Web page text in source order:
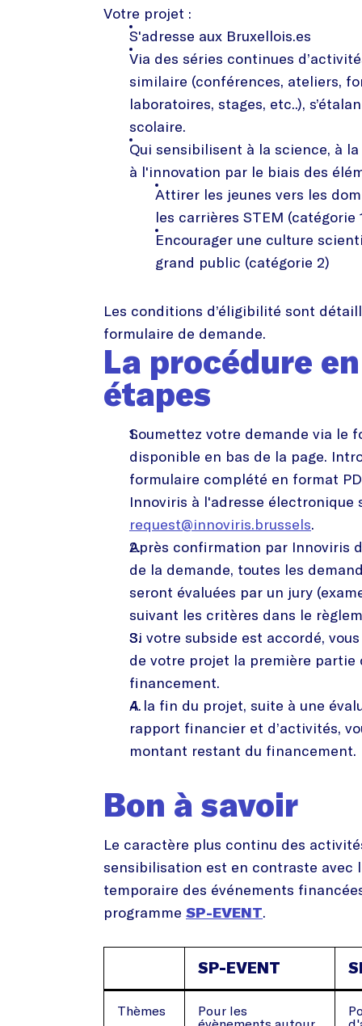
Votre projet :
S'adresse aux Bruxellois.es
Via des séries continues
similaire (conférences, ateliers,
laboratoires, stages, etc..),
scolaire.
Qui sensibilisent à la science, à
à l'innovation par le biais des
Attirer les jeunes vers les
les carrières STEM (catégorie
Encourager une culture
grand public (catégorie 2)
Les conditions d’éligibilité sont
formulaire de demande.
La procédure
étapes
Soumettez votre demande via le
disponible en bas de la page.
formulaire complété en format
Innoviris à l'adresse électronique
request@innoviris.brussels.
Après confirmation par Innoviris
de la demande, toutes les
seront évaluées par un jury
suivant les critères dans le
Si votre subside est accordé,
de votre projet la première partie
financement.
A la fin du projet, suite à une
rapport financier et d’activités,
montant restant du financement.
Bon à savoir
Le caractère plus continu des
sensibilisation est en contraste avec
temporaire des événements
programme SP-EVENT.
SP-EVENT
Thèmes
Pour les